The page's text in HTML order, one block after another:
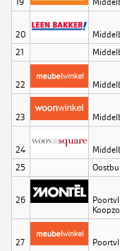
19
20
21
22
23
24
25
26
27